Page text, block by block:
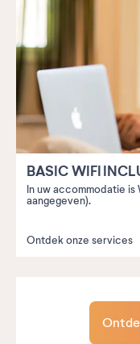
BASIC WIFI
In uw accommodatie
aangegeven).
Ontdek onze services